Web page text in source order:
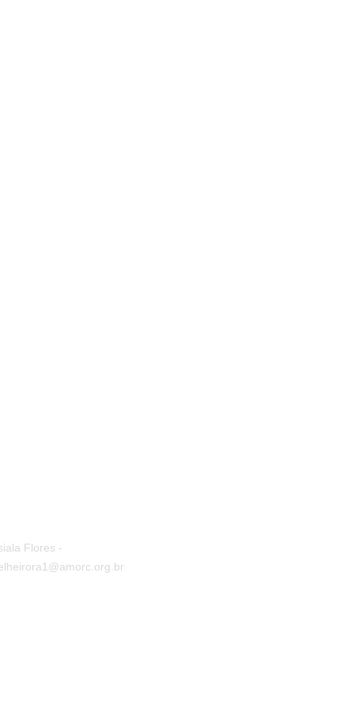
Flores -